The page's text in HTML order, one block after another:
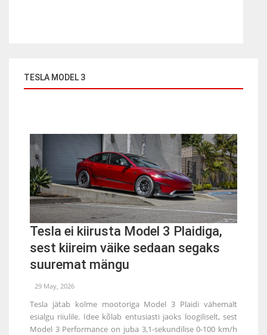
TESLA MODEL 3
Tesla ei kiirusta Model 3 Plaidiga,
sest kiireim väike sedaan segaks
suuremat mängu
29 May, 2026
Tesla jätab kolme mootoriga Model 3 Plaidi vähemalt
esialgu riiulile. Idee kõlab entusiasti jaoks loogiliselt, sest
Model 3 Performance on juba 3,1-sekundilise 0-100 km/h